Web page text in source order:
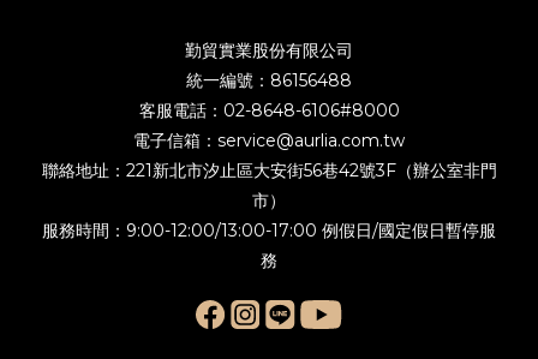
勤貿實業股份有限公司
統一編號：86156488
客服電話：02-8648-6106#8000
電子信箱：service@aurlia.com.tw
聯絡地址：221新北市汐止區大安街56巷42號3F（辦公室非門
市）
服務時間：9:00-12:00/13:00-17:00 例假日/國定假日暫停服
務